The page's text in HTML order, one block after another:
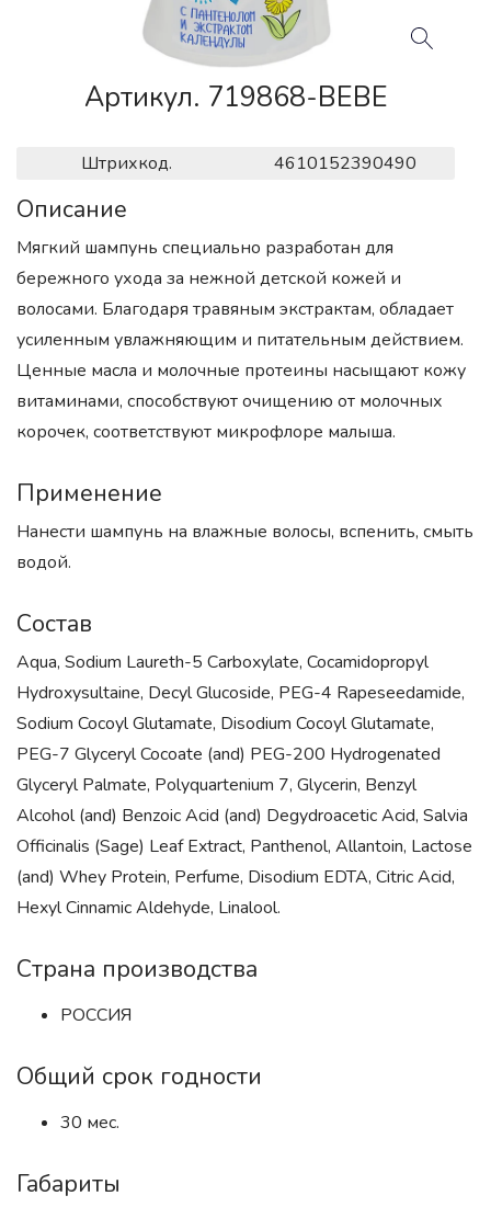
Артикул. 719868-BEBE
Штрихкод. 4610152390490
Описание
Мягкий шампунь специально разработан для
бережного ухода за нежной детской кожей и
волосами. Благодаря травяным экстрактам, обладает
усиленным увлажняющим и питательным действием.
Ценные масла и молочные протеины насыщают кожу
витаминами, способствуют очищению от молочных
корочек, соответствуют микрофлоре малыша.
Применение
Нанести шампунь на влажные волосы, вспенить, смыть
водой.
Состав
Aqua, Sodium Laureth-5 Carboxylate, Cocamidopropyl
Hydroxysultaine, Decyl Glucoside, PEG-4 Rapeseedamide,
Sodium Cocoyl Glutamate, Disodium Cocoyl Glutamate,
PEG-7 Glyceryl Cocoate (and) PEG-200 Hydrogenated
Glyceryl Palmate, Polyquartenium 7, Glycerin, Benzyl
Alcohol (and) Benzoic Acid (and) Degydroacetic Acid, Salvia
Officinalis (Sage) Leaf Extract, Panthenol, Allantoin, Lactose
(and) Whey Protein, Perfume, Disodium EDTA, Citric Acid,
Hexyl Cinnamic Aldehyde, Linalool.
Страна производства
РОССИЯ
Общий срок годности
30 мес.
Габариты